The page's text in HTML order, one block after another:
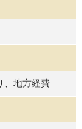
、地方経費